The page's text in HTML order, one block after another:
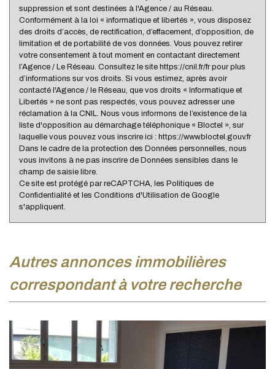
suppression et sont destinées à l'Agence / au Réseau.
Conformément à la loi « informatique et libertés », vous disposez
des droits d’accès, de rectification, d’effacement, d’opposition, de
limitation et de portabilité de vos données. Vous pouvez retirer
votre consentement à tout moment en contactant directement
l’Agence / Le Réseau. Consultez le site https://cnil.fr/fr pour plus
d’informations sur vos droits. Si vous estimez, après avoir
contacté l'Agence / le Réseau, que vos droits « Informatique et
Libertés » ne sont pas respectés, vous pouvez adresser une
réclamation à la CNIL. Nous vous informons de l’existence de la
liste d'opposition au démarchage téléphonique « Bloctel », sur
laquelle vous pouvez vous inscrire ici : https://www.bloctel.gouv.fr
Dans le cadre de la protection des Données personnelles, nous
vous invitons à ne pas inscrire de Données sensibles dans le
champ de saisie libre.
Ce site est protégé par reCAPTCHA, les Politiques de
Confidentialité et les Conditions d'Utilisation de Google
s'appliquent.
autres annonces immobilières
correspondant à votre recherche